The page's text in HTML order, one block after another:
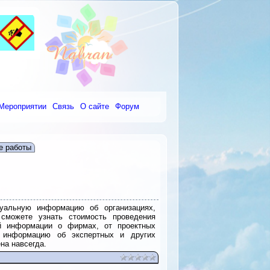
Связь О сайте Форум
работы
информацию об организациях,
узнать стоимость проведения
информации о фирмах, от проектных
об экспертных и других
навсегда.